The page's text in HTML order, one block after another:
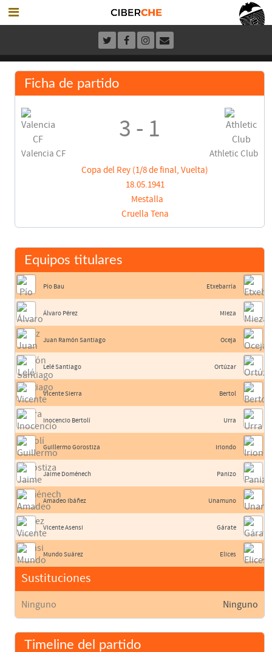
Ficha de partido
Valencia CF
3 - 1
Athletic Club
Copa del Rey (1/8 de final, Vuelta)
18.05.1941
Mestalla
Cruella Tena
Equipos titulares
Pío Bau
Álvaro Pérez
Juan Ramón Santiago
Lelé Santiago
Vicente Sierra
Inocencio Bertolí
Guillermo Gorostiza
Jaime Doménech
Amadeo Ibáñez
Vicente Asensi
Mundo Suárez
Sustituciones
Ninguno
Etxebarría
Mieza
Oceja
Ortúzar
Bertol
Urra
Iriondo
Panizo
Unamuno
Gárate
Elices
Ninguno
Timeline del partido